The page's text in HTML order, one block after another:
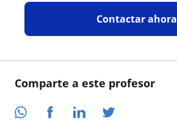
Comparte a este profesor
Contactar ahora